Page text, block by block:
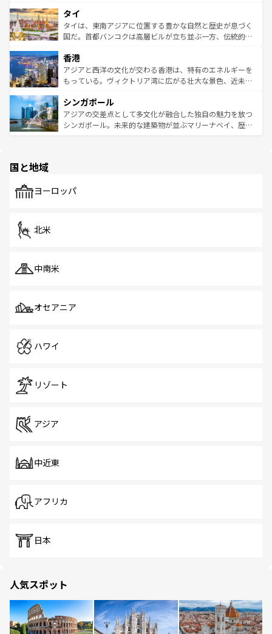
リティに包まれながら、韓国の多彩な魅力を心ゆくまで味
わってみてほしい。 なお、新着の韓国情報はコンテンツ一
覧を参照してほしい。
急速な発展と共に伝統が息づく。ハノイの古い町並みやホ
ーチミン市のフランス統治時代の建物も、独特の雰囲気を
醸し出している。また、バラエティの豊かさとおいしさで
とつ。フォーやバインミー、ベトナムコーヒーなどは、ぜ
ひ現地で味わいたい。どの地域を訪れてもあたたかい人々
が旅行者を迎えてくれるので、きっと忘れられない旅にな
参照してほしい。
タイ
タイは、東南アジアに位置する豊かな自然と歴史が息づく
国だ。首都バンコクは高層ビルが立ち並ぶ一方、伝統的な
の活気が交差している。北部ではチェンマイなどの山岳地
帯で自然と触れ合い、南部ではプーケットやクラビの美し
いビーチでリゾート気分を楽しむことができる。タイ料理
激する。気候は一年中温暖で、どの季節にも異なる楽しみ
が待っている。親しみやすいタイの人々、仏教を中心とし
た文化、そして多様な観光資源が、訪れる旅人を魅了し続
香港
アジアと西洋の文化が交わる香港は、特有のエネルギーを
もっている。ヴィクトリア湾に広がる壮大な景色、近未来
み、どこを訪れても感動するはず。観光スポットが密集し
ており、効率よく見どころを回れるのも魅力。息をのむよ
うな絶景から文化的な体験まで、香港を存分に楽しみ尽く
シンガポール
アジアの交差点として多文化が融合した独自の魅力を放つ
シンガポール。未来的な建築物が並ぶマリーナベイ、歴史
で、ホーカーズは地元の風情を楽しめる外せないスポット
国と地域
ヨーロッパ
北米
中南米
オセアニア
ハワイ
リゾート
アジア
中近東
アフリカ
日本
人気スポット